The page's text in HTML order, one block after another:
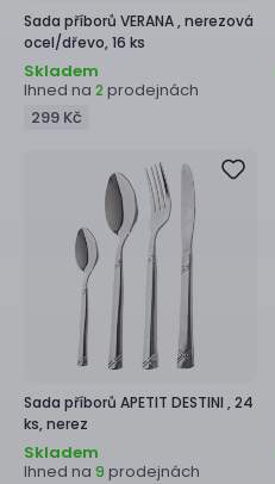
Sada příborů VERANA ,nerezová
ocel/dřevo, 16 ks
Skladem
Ihned na 2 prodejnách
299 Kč
Sada příborů APETIT DESTINI ,24
ks, nerez
Skladem
Ihned na 9 prodejnách